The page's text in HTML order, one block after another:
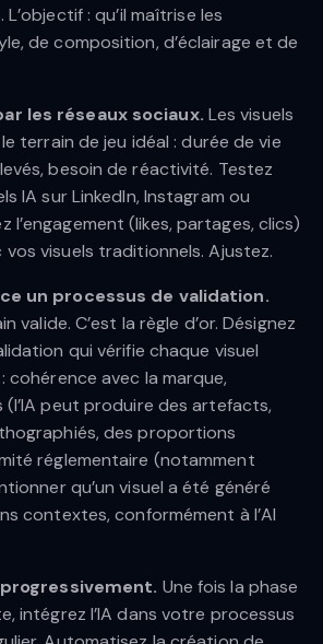
: qu’il maîtrise les
de composition, d’éclairage et de
les réseaux sociaux. Les visuels
terrain de jeu idéal : durée de vie
besoin de réactivité. Testez
IA sur LinkedIn, Instagram ou
l’engagement (likes, partages, clics)
visuels traditionnels. Ajustez.
un processus de validation.
valide. C’est la règle d’or. Désignez
qui vérifie chaque visuel
cohérence avec la marque,
(l’IA peut produire des artefacts,
des proportions
réglementaire (notamment
qu’un visuel a été généré
contextes, conformément à l’AI
Une fois la phase
intégrez l’IA dans votre processus